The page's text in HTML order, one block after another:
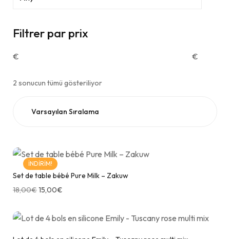
Filtrer par prix
€ €
2 sonucun tümü gösteriliyor
İNDIRIM!
Set de table bébé Pure Milk – Zakuw
18,00€15,00€